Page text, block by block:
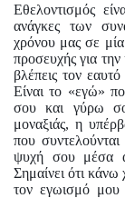
Εθελοντισμός
ανάγκες των
χρόνου μας σε
προσευχής για
βλέπεις τον
Είναι το «εγώ»
σου και γύρω
μοναξιάς, η
που
ψυχή σου μέσα
Σημαίνει ότι
τον εγωισμό